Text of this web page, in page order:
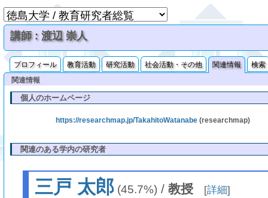
講師 : 渡辺 崇人
プロフィール 教育活動 研究活動 社会活動・その他 関連情報
検索
関連情報
個人のホームページ
https://researchmap.jp/TakahitoWatanabe (researchmap)
関連のある学内の研究者
三戸 太郎(45.7%) / 教授 [詳細]